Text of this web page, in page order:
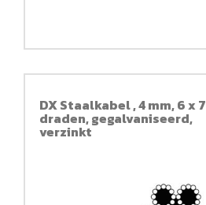
DX Staalkabel , 4 mm, 6 x 7
draden, gegalvaniseerd,
verzinkt